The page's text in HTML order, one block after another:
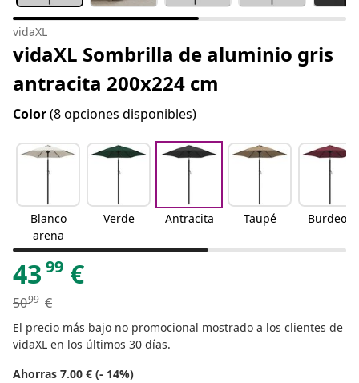
vidaXL
vidaXL Sombrilla de aluminio gris
antracita 200x224 cm
Color(8 opciones disponibles)
Blanco
arena
Verde Antracita Taupé Burdeos
43 99 €
5099 €
El precio más bajo no promocional mostrado a los clientes de
vidaXL en los últimos 30 días.
Ahorras 7.00 € (- 14%)